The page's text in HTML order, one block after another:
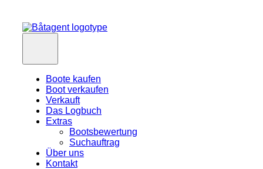
Boote kaufen
Boot verkaufen
Verkauft
Das Logbuch
Extras
Bootsbewertung
Suchauftrag
Über uns
Kontakt